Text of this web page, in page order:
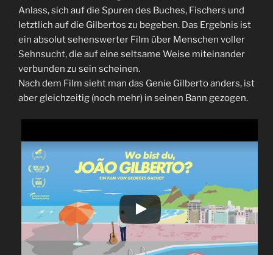
Anlass, sich auf die Spuren des Buches, Fischers und
letztlich auf die Gilbertos zu begeben. Das Ergebnis ist
ein absolut sehenswerter Film über Menschen voller
Sehnsucht, die auf eine seltsame Weise miteinander
verbunden zu sein scheinen.
Nach dem Film sieht man das Genie Gilberto anders, ist
aber gleichzeitig (noch mehr) in seinen Bann gezogen.